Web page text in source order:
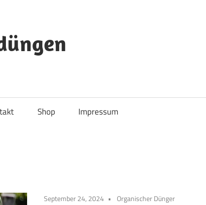
Shop Impressum
September 24, 2024 Organischer Dünger